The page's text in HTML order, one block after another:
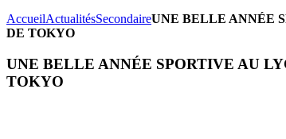
AccueilActualitésSecondaireUNE BELLE ANNÉE
DE TOKYO
UNE BELLE ANNÉE SPORTIVE AU
TOKYO